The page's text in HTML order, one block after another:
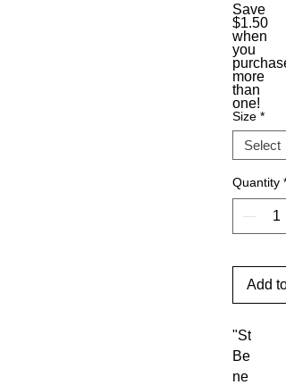
Save
$1.50
when
you
purchase
more
than
one!
Size *
Quantity *
Add
"St
Be
ne